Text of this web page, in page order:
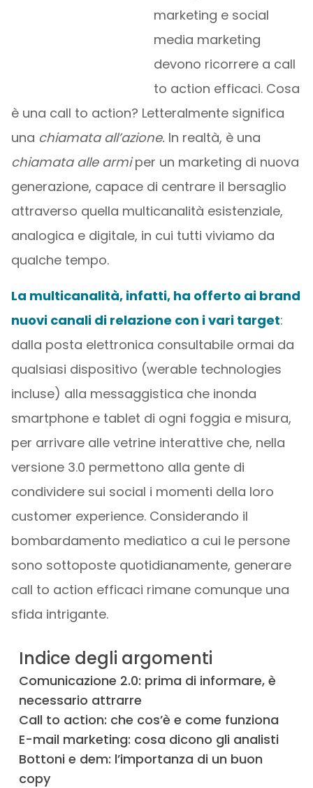
marketing e social
media marketing
devono ricorrere a call
to action efficaci. Cosa
è una call to action? Letteralmente significa
una chiamata all’azione. In realtà, è una
chiamata alle armiper un marketing di nuova
generazione, capace di centrare il bersaglio
attraverso quella multicanalità esistenziale,
analogica e digitale, in cui tutti viviamo da
qualche tempo.
La multicanalità, infatti, ha offerto ai brand
nuovi canali di relazione con i vari target:
dalla posta elettronica consultabile ormai da
qualsiasi dispositivo (werable technologies
incluse) alla messaggistica che inonda
smartphone e tablet di ogni foggia e misura,
per arrivare alle vetrine interattive che, nella
versione 3.0 permettono alla gente di
condividere sui social i momenti della loro
customer experience. Considerando il
bombardamento mediatico a cui le persone
sono sottoposte quotidianamente, generare
call to action efficaci rimane comunque una
sfida intrigante.
Indice degli argomenti
Comunicazione 2.0: prima di informare, è
necessario attrarre
Call to action: che cos’è e come funziona
E-mail marketing: cosa dicono gli analisti
Bottoni e dem: l’importanza di un buon
copy